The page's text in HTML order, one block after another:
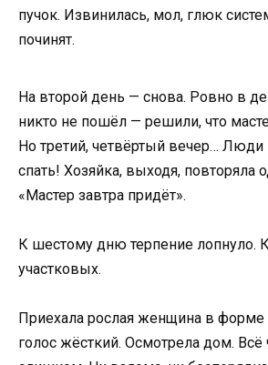
пучок. Извинилась, мол, глюк
починят.
На второй день — снова. Ровно в
никто не пошёл — решили, что
Но третий, четвёртый вечер… Люди
спать! Хозяйка, выходя, повторяла
«Мастер завтра придёт».
К шестому дню терпение лопнуло.
участковых.
Приехала рослая женщина в форме
голос жёсткий. Осмотрела дом. Всё